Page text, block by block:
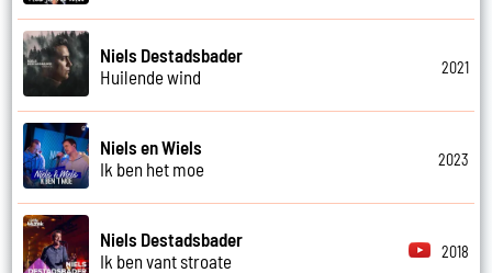
Niels Destadsbader
Huilende wind
2021
Niels en Wiels
Ik ben het moe
2023
Niels Destadsbader
Ik ben vant stroate
2018